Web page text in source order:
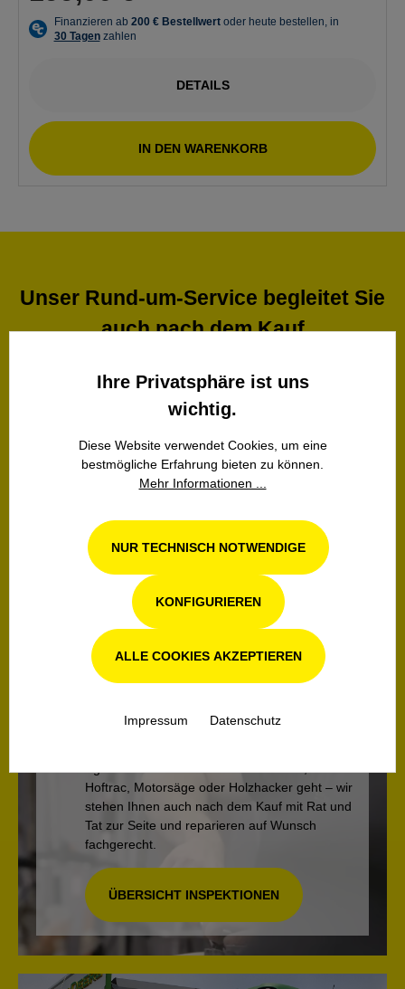
DETAILS
IN DEN WARENKORB
Unser Rund-um-Service begleitet Sie
auch nach dem Kauf
Über Uns
Seit 1921 ist ORTH Landtechnik Ihr Spezialist
Grundstückspflege, Forstgeräte, Winterdienst
und mehr.
MEHR
Werkstatt Service
Hoftrac, Motorsäge oder Holzhacker geht – wir
stehen Ihnen auch nach dem Kauf mit Rat und
Tat zur Seite und reparieren auf Wunsch
fachgerecht.
ÜBERSICHT INSPEKTIONEN
Ihre Privatsphäre ist uns
wichtig.
Diese Website verwendet Cookies, um eine
bestmögliche Erfahrung bieten zu können.
Mehr Informationen ...
NUR TECHNISCH NOTWENDIGE
KONFIGURIEREN
ALLE COOKIES AKZEPTIEREN
Impressum Datenschutz